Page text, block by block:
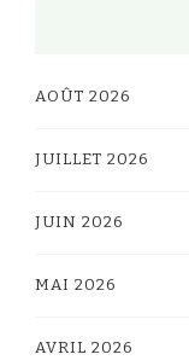
AOÛT 2026
JUILLET 2026
JUIN 2026
MAI 2026
AVRIL 2026